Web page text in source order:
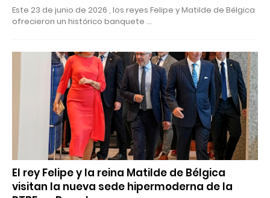
Este 23 de junio de 2026 , los reyes Felipe y Matilde de Bélgica
ofrecieron un histórico banquete …
El rey Felipe y la reina Matilde de Bélgica
visitan la nueva sede hipermoderna de la